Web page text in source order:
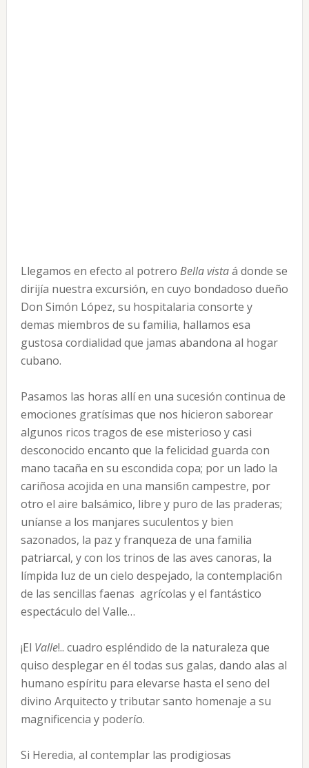
Llegamos en efecto al potrero Bella vistaá donde se
dirijía nuestra excursión, en cuyo bondadoso dueño
Don Simón López, su hospitalaria consorte y
demas miembros de su familia, hallamos esa
gustosa cordialidad que jamas abandona al hogar
cubano.
Pasamos las horas allí en una sucesión continua de
emociones gratísimas que nos hicieron saborear
algunos ricos tragos de ese misterioso y casi
desconocido encanto que la felicidad guarda con
mano tacaña en su escondida copa; por un lado la
cariñosa acojida en una mansi6n campestre, por
otro el aire balsámico, libre y puro de las praderas;
uníanse a los manjares suculentos y bien
sazonados, la paz y franqueza de una familia
patriarcal, y con los trinos de las aves canoras, la
límpida luz de un cielo despejado, la contemplaci6n
de las sencillas faenas agrícolas y el fantástico
espectáculo del Valle…
¡El Valle!.. cuadro espléndido de la naturaleza que
quiso desplegar en él todas sus galas, dando alas al
humano espíritu para elevarse hasta el seno del
divino Arquitecto y tributar santo homenaje a su
magnificencia y poderío.
Si Heredia, al contemplar las prodigiosas